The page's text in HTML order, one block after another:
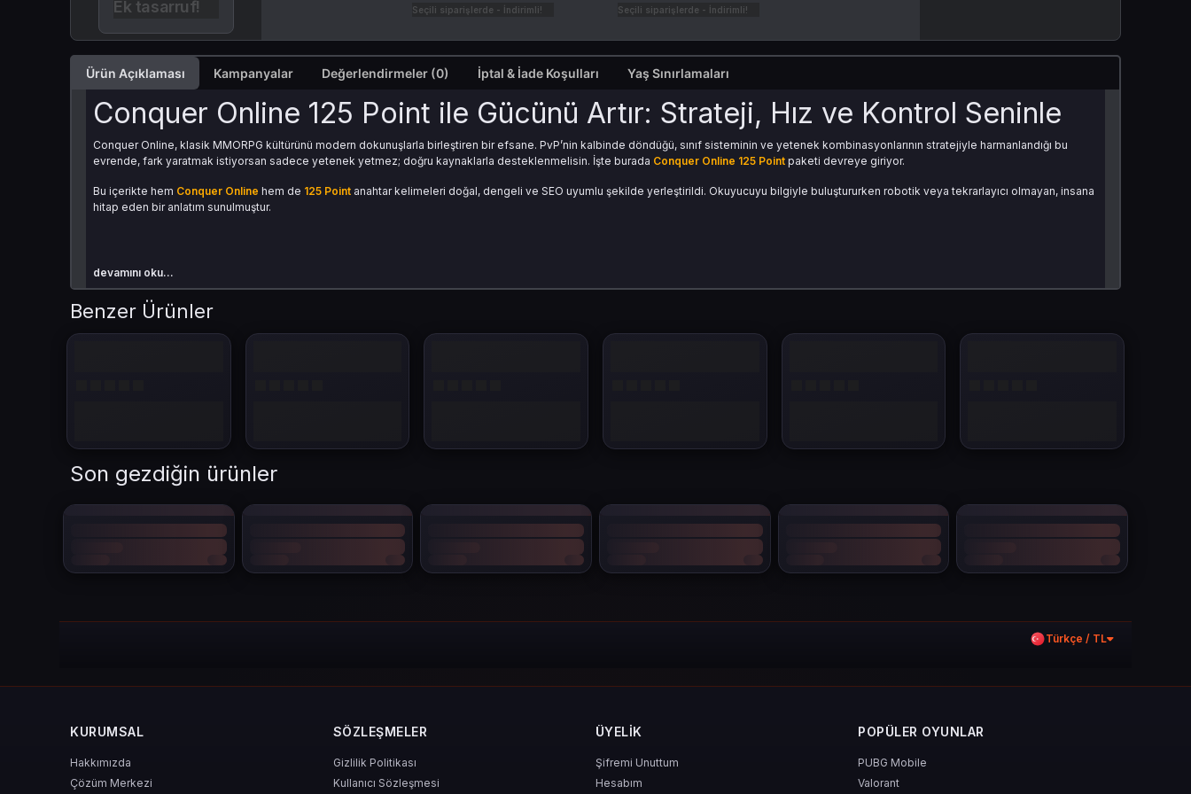
Ek tasarruf! Seçili siparişlerde - İndirimli! Seçili siparişlerde - İndirimli!
Ürün Açıklaması Kampanyalar Değerlendirmeler (0) İptal & İade Koşulları Yaş Sınırlamaları
Conquer Online 125 Point ile Gücünü Artır: Strateji, Hız ve Kontrol Seninle
Conquer Online, klasik MMORPG kültürünü modern dokunuşlarla birleştiren bir efsane. PvP’nin kalbinde döndüğü, sınıf sisteminin ve yetenek kombinasyonlarının stratejiyle harmanlandığı bu
evrende, fark yaratmak istiyorsan sadece yetenek yetmez; doğru kaynaklarla desteklenmelisin. İşte burada Conquer Online 125 Point paketi devreye giriyor.
Bu içerikte hem Conquer Online hem de 125 Point anahtar kelimeleri doğal, dengeli ve SEO uyumlu şekilde yerleştirildi. Okuyucuyu bilgiyle buluştururken robotik veya tekrarlayıcı olmayan, insana
hitap eden bir anlatım sunulmuştur.
Conquer Online: Klasik Ruh, Modern PvP
125 Point Nedir? Ne İşe Yarar?
125 Point, Conquer Online içerisinde çeşitli oyun içi içeriklere erişim sağlayan özel bir para birimidir. Gerçek para karşılığı alınan bu puanlar sayesinde:
Karakter güçlendirme
Costume (kostüm) ve kozmetik ürünler satın alma
devamını oku...
Benzer Ürünler
Son gezdiğin ürünler
Türkçe / TL
KURUMSAL
Hakkımızda
Çözüm Merkezi
SÖZLEŞMELER
Gizlilik Politikası
Kullanıcı Sözleşmesi
ÜYELIK
Şifremi Unuttum
Hesabım
POPÜLER OYUNLAR
PUBG Mobile
Valorant